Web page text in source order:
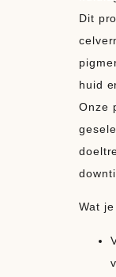
Dit
huid
Onze
Wat